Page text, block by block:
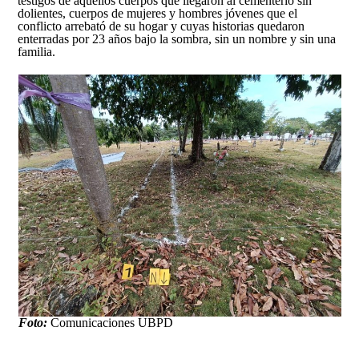
dolientes, cuerpos de mujeres y hombres jóvenes que el
conflicto arrebató de su hogar y cuyas historias quedaron
enterradas por 23 años bajo la sombra, sin un nombre y sin una
familia.
Foto:Comunicaciones UBPD